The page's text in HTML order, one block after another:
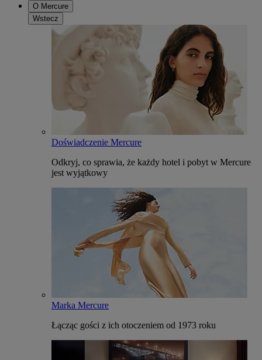
O Mercure
Wstecz
Doświadczenie Mercure
Odkryj, co sprawia, że każdy hotel i pobyt w Mercure
jest wyjątkowy
Marka Mercure
Łącząc gości z ich otoczeniem od 1973 roku